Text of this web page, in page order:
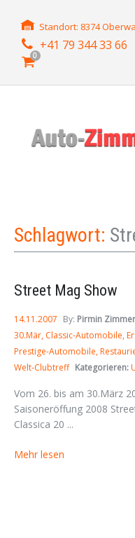
Standort: 8374
+41 79 344 33 66
0
Schlagwort:
Street Mag Show
14.11.2007 By: Pirmin
30.Mär Classic-Automobile
Prestige-Automobile
Welt-Clubtreff Kategorieren:
Vom 26. bis am 30.März
Saisoneröffung 2008
Classica 20 ...
Mehr lesen